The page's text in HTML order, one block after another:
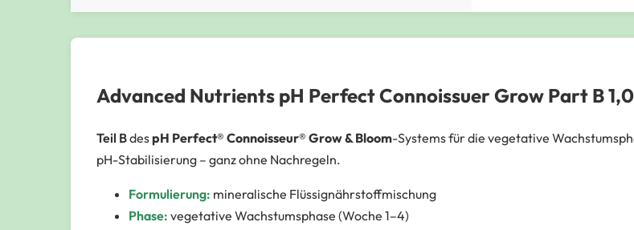
Advanced Nutrients pH Perfect Connoissuer Grow Part B
Teil BdespH Perfect® Connoisseur® Grow & Bloom-Systems für die vegetative
pH-Stabilisierung – ganz ohne Nachregeln.
Formulierung: mineralische Flüssignährstoffmischung
Phase: vegetative Wachstumsphase (Woche 1–4)